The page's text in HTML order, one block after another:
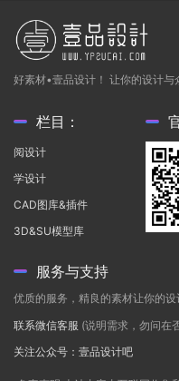
好素材•壹品设计！ 让你的设计与
栏目：
阅设计
学设计
CAD图库&插件
3D&SU模型库
服务与支持
优质的服务，精良的素材让你的设
联系微信客服 (说明需求，勿问在
关注公众号：壹品设计吧